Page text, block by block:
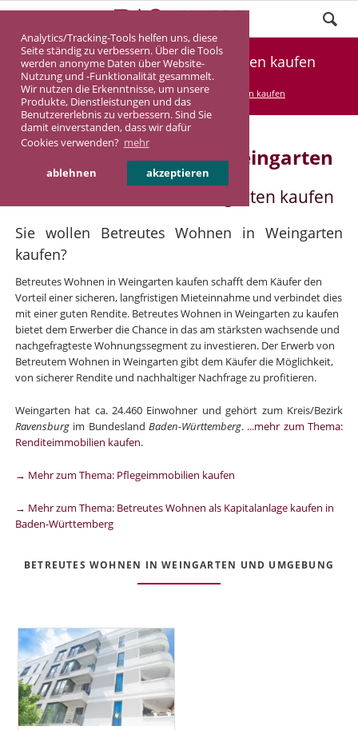
Analytics/Tracking-Tools helfen uns, diese
Seite ständig zu verbessern. Über die Tools
werden anonyme Daten über Website-
Nutzung und -Funktionalität gesammelt.
Wir nutzen die Erkenntnisse, um unsere
Produkte, Dienstleistungen und das
Benutzererlebnis zu verbessern. Sind Sie
damit einverstanden, dass wir dafür
Cookies verwenden? mehr
ablehnen akzeptieren
Betreutes Wohnen in Weingarten kaufen
DASINVEST Service Betreutes Wohnen kaufen
Betreutes Wohnen in Weingarten
Betreutes Wohnen in Weingarten kaufen
Sie wollen Betreutes Wohnen in Weingarten
kaufen?
Betreutes Wohnen in Weingarten kaufen schafft dem Käufer den
Vorteil einer sicheren, langfristigen Mieteinnahme und verbindet dies
mit einer guten Rendite. Betreutes Wohnen in Weingarten zu kaufen
bietet dem Erwerber die Chance in das am stärksten wachsende und
nachgefragteste Wohnungssegment zu investieren. Der Erwerb von
Betreutem Wohnen in Weingarten gibt dem Käufer die Möglichkeit,
von sicherer Rendite und nachhaltiger Nachfrage zu profitieren.
Weingarten hat ca. 24.460 Einwohner und gehört zum Kreis/Bezirk
Ravensburgim Bundesland Baden-Württemberg. ...mehr zum Thema:
Renditeimmobilien kaufen.
→ Mehr zum Thema: Pflegeimmobilien kaufen
→ Mehr zum Thema: Betreutes Wohnen als Kapitalanlage kaufen in
Baden-Württemberg
BETREUTES WOHNEN IN WEINGARTEN UND UMGEBUNG